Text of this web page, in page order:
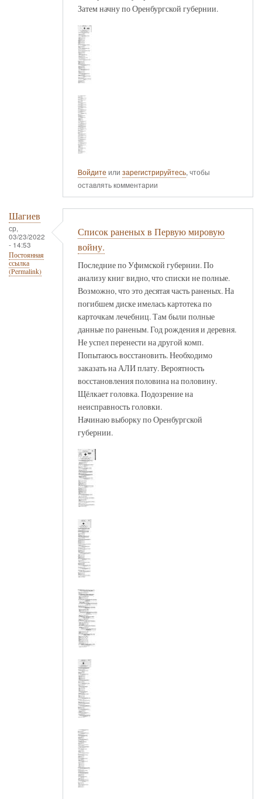
Затем начну по Оренбургской губернии.
Войдите или зарегистрируйтесь, чтобы
оставлять комментарии
Шагиев
ср,
03/23/2022
- 14:53
Постоянная
ссылка
(Permalink)
Список раненых в Первую мировую
войну.
Последние по Уфимской губернии. По
анализу книг видно, что списки не полные.
Возможно, что это десятая часть раненых. На
погибшем диске имелась картотека по
карточкам лечебниц. Там были полные
данные по раненым. Год рождения и деревня.
Не успел перенести на другой комп.
Попытаюсь восстановить. Необходимо
заказать на АЛИ плату. Вероятность
восстановления половина на половину.
Щёлкает головка. Подозрение на
неисправность головки.
Начинаю выборку по Оренбургской
губернии.